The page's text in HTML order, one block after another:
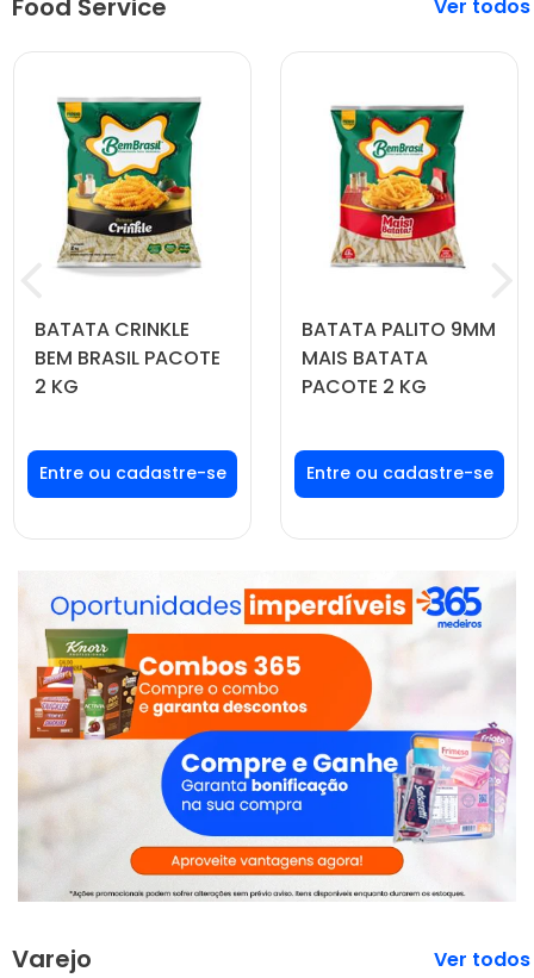
Food Service
BATATA CRINKLE
BEM BRASIL PACOTE
2 KG
Faça seu login ou
cadastre-se para
ver preços e
BATATA PALITO 9MM
MAIS BATATA
PACOTE 2 KG
Faça seu login ou
cadastre-se para
ver preços e
Varejo